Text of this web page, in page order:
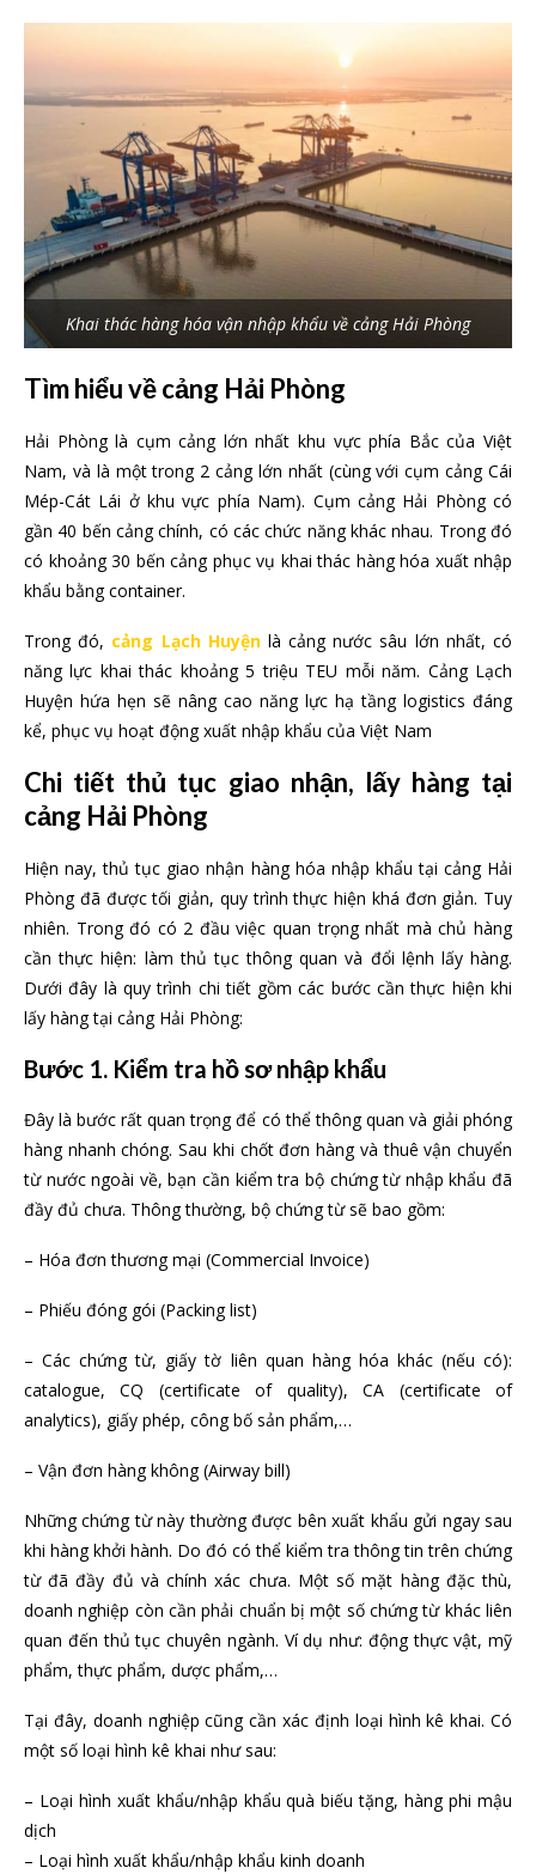
Khai thác hàng hóa vận nhập khẩu về cảng Hải Phòng
Tìm hiểu về cảng Hải Phòng
Hải Phòng là cụm cảng lớn nhất khu vực phía Bắc của Việt
Nam, và là một trong 2 cảng lớn nhất (cùng với cụm cảng Cái
Mép-Cát Lái ở khu vực phía Nam). Cụm cảng Hải Phòng có
gần 40 bến cảng chính, có các chức năng khác nhau. Trong đó
có khoảng 30 bến cảng phục vụ khai thác hàng hóa xuất nhập
khẩu bằng container.
Trong đó, cảng Lạch Huyệnlà cảng nước sâu lớn nhất, có
năng lực khai thác khoảng 5 triệu TEU mỗi năm. Cảng Lạch
Huyện hứa hẹn sẽ nâng cao năng lực hạ tầng logistics đáng
kể, phục vụ hoạt động xuất nhập khẩu của Việt Nam
Chi tiết thủ tục giao nhận, lấy hàng tại
cảng Hải Phòng
Hiện nay, thủ tục giao nhận hàng hóa nhập khẩu tại cảng Hải
Phòng đã được tối giản, quy trình thực hiện khá đơn giản. Tuy
nhiên. Trong đó có 2 đầu việc quan trọng nhất mà chủ hàng
cần thực hiện: làm thủ tục thông quan và đổi lệnh lấy hàng.
Dưới đây là quy trình chi tiết gồm các bước cần thực hiện khi
lấy hàng tại cảng Hải Phòng:
Bước 1. Kiểm tra hồ sơ nhập khẩu
Đây là bước rất quan trọng để có thể thông quan và giải phóng
hàng nhanh chóng. Sau khi chốt đơn hàng và thuê vận chuyển
từ nước ngoài về, bạn cần kiểm tra bộ chứng từ nhập khẩu đã
đầy đủ chưa. Thông thường, bộ chứng từ sẽ bao gồm:
– Hóa đơn thương mại (Commercial Invoice)
– Phiếu đóng gói (Packing list)
– Các chứng từ, giấy tờ liên quan hàng hóa khác (nếu có):
catalogue, CQ (certificate of quality), CA (certificate of
analytics), giấy phép, công bố sản phẩm,…
– Vận đơn hàng không (Airway bill)
Những chứng từ này thường được bên xuất khẩu gửi ngay sau
khi hàng khởi hành. Do đó có thể kiểm tra thông tin trên chứng
từ đã đầy đủ và chính xác chưa. Một số mặt hàng đặc thù,
doanh nghiệp còn cần phải chuẩn bị một số chứng từ khác liên
quan đến thủ tục chuyên ngành. Ví dụ như: động thực vật, mỹ
phẩm, thực phẩm, dược phẩm,…
Tại đây, doanh nghiệp cũng cần xác định loại hình kê khai. Có
một số loại hình kê khai như sau:
– Loại hình xuất khẩu/nhập khẩu quà biếu tặng, hàng phi mậu
dịch
– Loại hình xuất khẩu/nhập khẩu kinh doanh